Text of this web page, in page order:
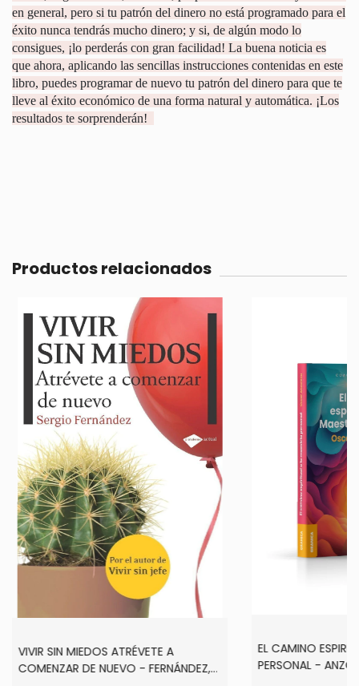
en general, pero si tu patrón del dinero no está programado para el
éxito nunca tendrás mucho dinero; y si, de algún modo lo
consigues, ¡lo perderás con gran facilidad! La buena noticia es
que ahora, aplicando las sencillas instrucciones contenidas en este
libro, puedes programar de nuevo tu patrón del dinero para que te
lleve al éxito económico de una forma natural y automática. ¡Los
resultados te sorprenderán!
Productos relacionados
VIVIR SIN MIEDOS ATRÉVETE A
COMENZAR DE NUEVO - FERNÁNDEZ,
EL CAMINO
PERSONAL -